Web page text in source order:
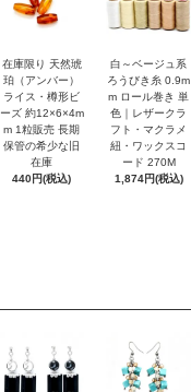
在庫限り 天然琥
珀（アンバー）
ライス・樽形ビ
ーズ 約12×6×4m
m 1粒販売 長期
保管の希少な旧
在庫
440円(税込)
白～ベージュ系
ろうびき糸 0.9m
m ロール巻き 単
色｜レザークラ
フト・マクラメ
紐・ワックスコ
ード 270M
1,874円(税込)